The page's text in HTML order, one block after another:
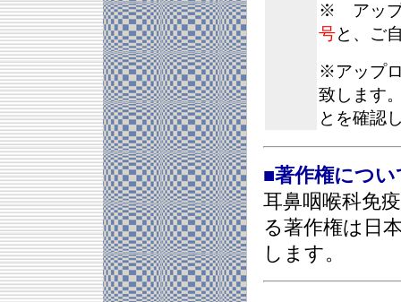
※ アップ
号と、ご
※アップ
致します
とを確認
■著作権につい
耳鼻咽喉科免
る著作権は日
します。